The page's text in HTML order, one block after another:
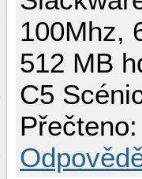
100Mhz,
512 MB
C5